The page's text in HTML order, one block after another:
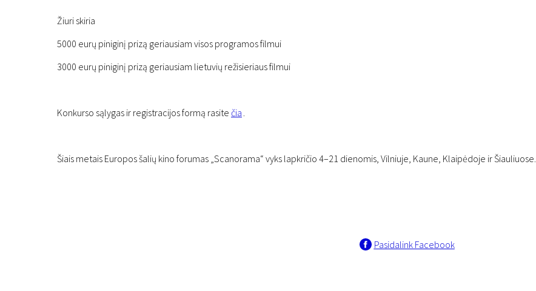
Žiuri skiria
5000 eurų piniginį prizą geriausiam visos programos filmui
3000 eurų piniginį prizą geriausiam lietuvių režisieriaus filmui
Konkurso sąlygas ir registracijos formą rasite čia .
Šiais metais Europos šalių kino forumas „Scanorama“ vyks lapkričio 4–21 dienomis, Vilniuje, Kaune, Klaipėdoje ir Šiauliuose.
Pasidalink Facebook